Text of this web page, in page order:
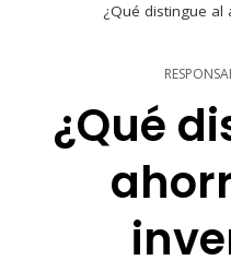
¿Qué distingue
¿Qué